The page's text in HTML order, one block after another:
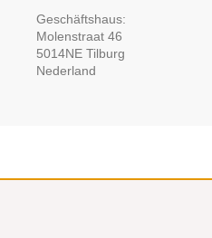
Geschäftshaus:
Molenstraat 46
5014NE Tilburg
Nederland